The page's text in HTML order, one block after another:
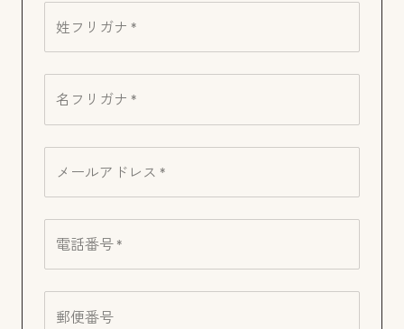
姓フリガナ *
名フリガナ *
メールアドレス *
電話番号 *
郵便番号